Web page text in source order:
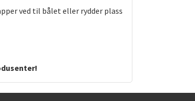
ved til bålet eller rydder plass